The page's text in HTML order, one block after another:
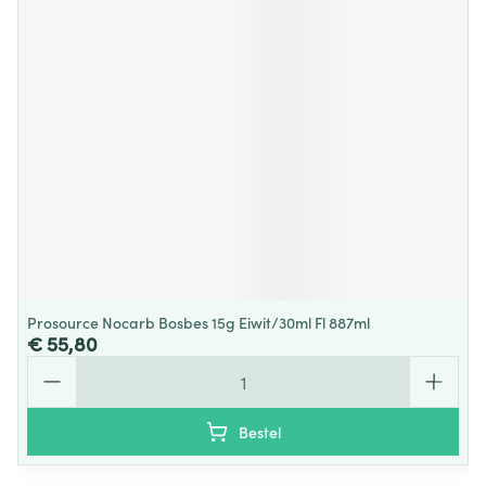
Prosource Nocarb Bosbes 15g Eiwit/30ml Fl 887ml
€ 55,80
Bestel